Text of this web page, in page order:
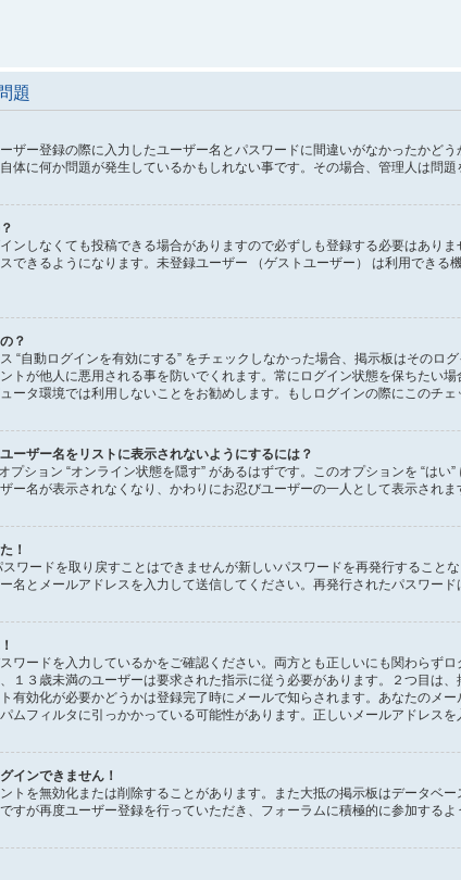
題
ザー登録の際に入力したユーザー名とパスワードに間違いがなかったか
体に何か問題が発生しているかもしれない事です。その場合、管理人は問題
ンしなくても投稿できる場合がありますので必ずしも登録する必要はあ
できるようになります。未登録ユーザー （ゲストユーザー） は利用でき
？
“自動ログインを有効にする” をチェックしなかった場合、掲示板はその
トが他人に悪用される事を防いでくれます。常にログイン状態を保ちた
ータ環境では利用しないことをお勧めします。もしログインの際にこのチ
ーザー名をリストに表示されないようにするには？
プション “オンライン状態を隠す” があるはずです。このオプションを “
ー名が表示されなくなり、かわりにお忍びユーザーの一人として表示されま
！
ワードを取り戻すことはできませんが新しいパスワードを再発行すること
名とメールアドレスを入力して送信してください。再発行されたパスワード
ワードを入力しているかをご確認ください。両方とも正しいにも関わら
１３歳未満のユーザーは要求された指示に従う必要があります。２つ目は
有効化が必要かどうかは登録完了時にメールで知らされます。あなたの
ムフィルタに引っかかっている可能性があります。正しいメールアドレス
インできません！
トを無効化または削除することがあります。また大抵の掲示板はデータベ
すが再度ユーザー登録を行っていただき、フォーラムに積極的に参加するよ